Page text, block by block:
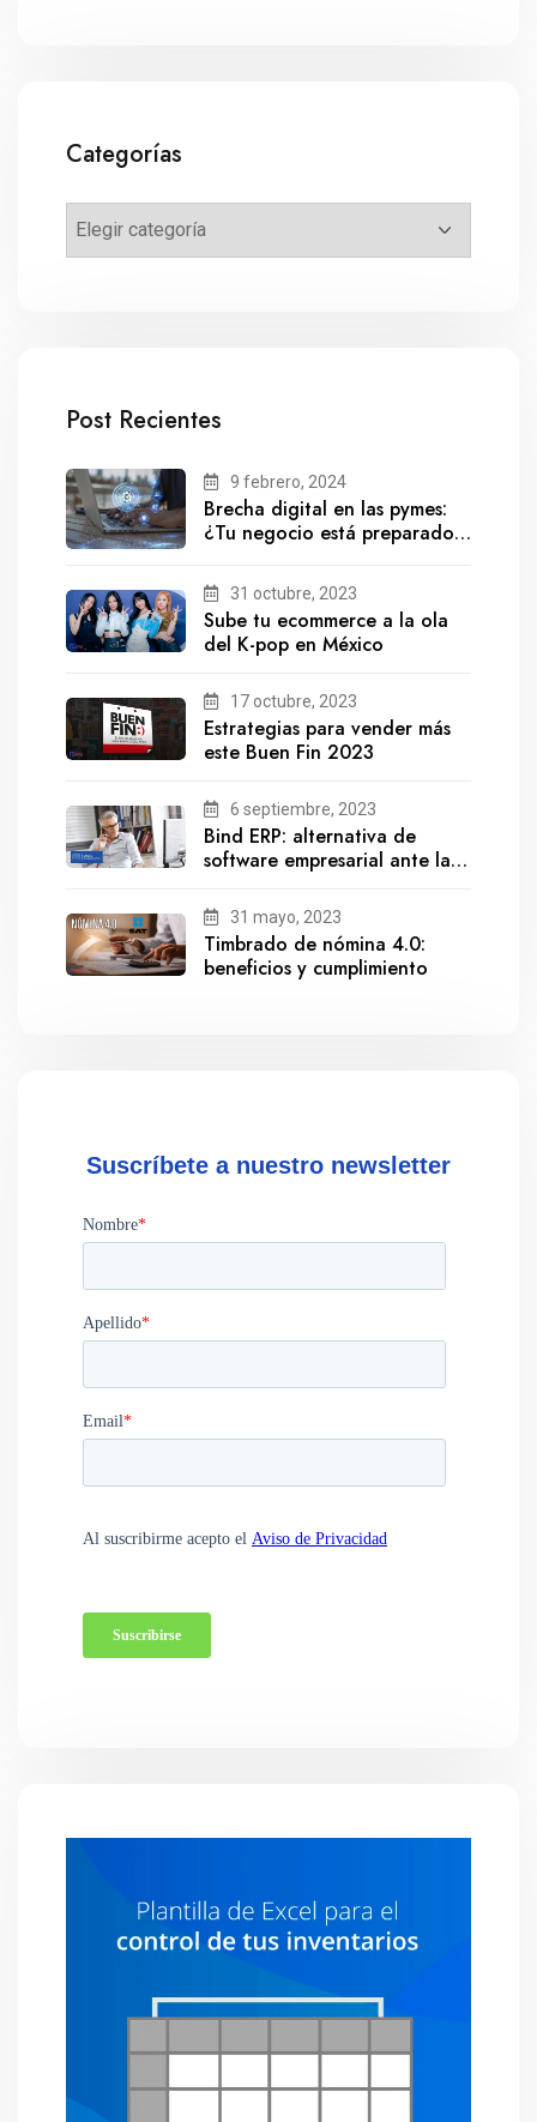
Categorías
Post Recientes
9 febrero, 2024
Brecha digital en las pymes:
¿Tu negocio está preparado
31 octubre, 2023
Sube tu ecommerce a la ola
del K-pop en México
17 octubre, 2023
Estrategias para vender más
este Buen Fin 2023
6 septiembre, 2023
Bind ERP: alternativa de
software empresarial ante la
31 mayo, 2023
Timbrado de nómina 4.0:
beneficios y cumplimiento
Suscríbete a nuestro newsletter